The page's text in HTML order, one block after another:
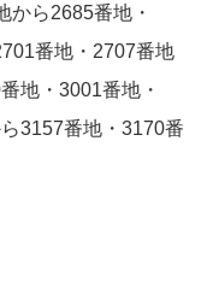
から2685番地・
番地・2707番地
地・3001番地・
3157番地・3170番